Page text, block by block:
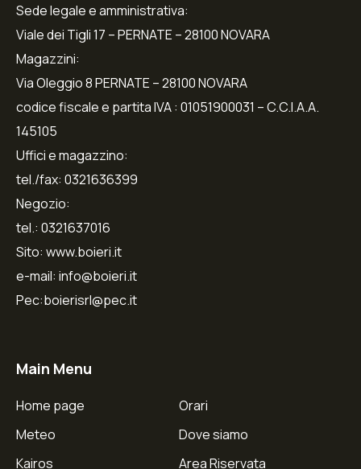
Sede legale e amministrativa:
Viale dei Tigli 17 – PERNATE – 28100 NOVARA
Magazzini:
Via Oleggio 8 PERNATE – 28100 NOVARA
codice fiscale e partita IVA : 01051900031 – C.C.I.A.A.
145105
Uffici e magazzino:
tel./fax: 0321636399
Negozio:
tel.: 0321637016
Sito: www.boieri.it
e-mail: info@boieri.it
Pec:boierisrl@pec.it
Main Menu
Home page
Meteo
Kairos
Orari
Dove siamo
Area Riservata